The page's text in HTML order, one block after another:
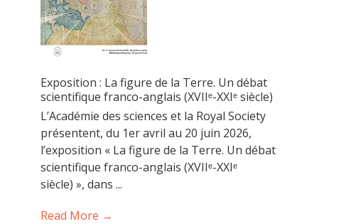
Exposition : La figure de la Terre. Un débat
scientifique franco-anglais (XVIIᵉ-XXIᵉ siècle)
L’Académie des sciences et la Royal Society
présentent, du 1er avril au 20 juin 2026,
l’exposition « La figure de la Terre. Un débat
scientifique franco-anglais (XVIIᵉ-XXIᵉ
siècle) », dans ...
Read More →